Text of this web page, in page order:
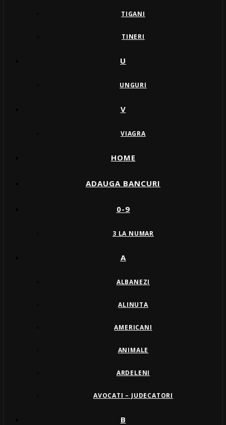
TIGANI
TINERI
U
UNGURI
V
VIAGRA
HOME
ADAUGA BANCURI
0-9
3 LA NUMAR
A
ALBANEZI
ALINUTA
AMERICANI
ANIMALE
ARDELENI
AVOCATI – JUDECATORI
B